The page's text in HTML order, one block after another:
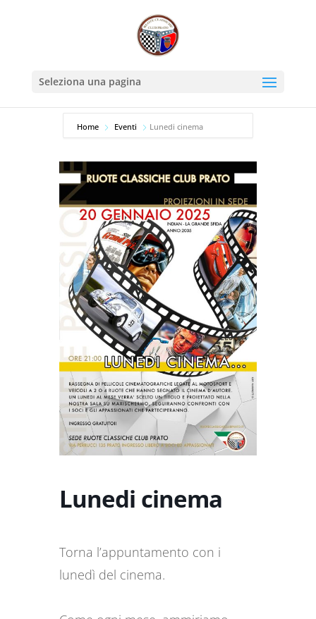
Seleziona una pagina
Home Eventi Lunedi cinema
Lunedi cinema
Torna l’appuntamento con i
lunedì del cinema.